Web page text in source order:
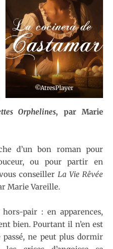
©AtresPlayer
Orphelines, par Marie
d’un bon roman pour
ou pour partir en
conseiller La Vie Rêvée
Marie Vareille.
pair : en apparences,
bien. Pourtant il n’en est
ne peut plus dormir